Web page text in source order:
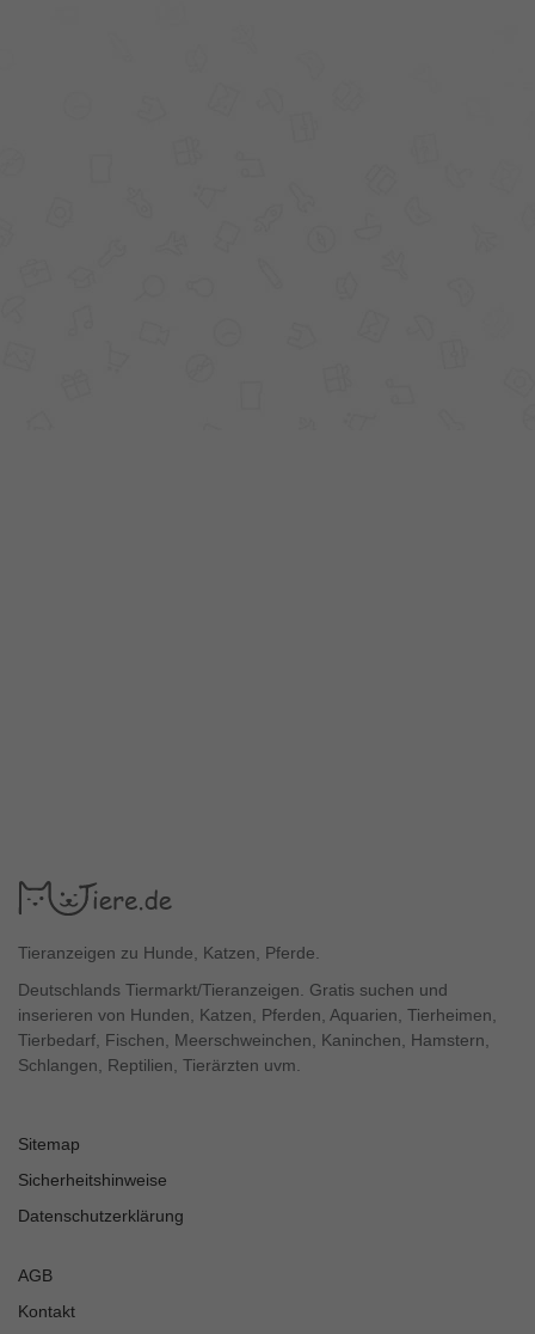
Tieranzeigen zu Hunde, Katzen, Pferde.
Deutschlands Tiermarkt/Tieranzeigen. Gratis suchen und
inserieren von Hunden, Katzen, Pferden, Aquarien, Tierheimen,
Tierbedarf, Fischen, Meerschweinchen, Kaninchen, Hamstern,
Schlangen, Reptilien, Tierärzten uvm.
Sitemap
Sicherheitshinweise
Datenschutzerklärung
AGB
Kontakt